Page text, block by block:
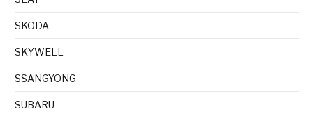
SKODA
SKYWELL
SSANGYONG
SUBARU